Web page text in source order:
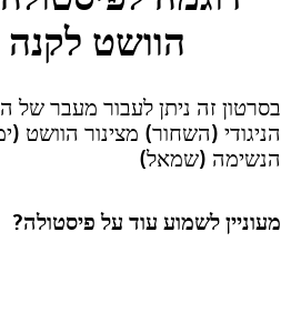
הוושט לקנה
בסרטון זה ניתן לעבור מעבר של
הניגודי (השחור) מצינור הוושט
הנשימה (שמאל)
מעוניין לשמוע עוד על פיסטולה?